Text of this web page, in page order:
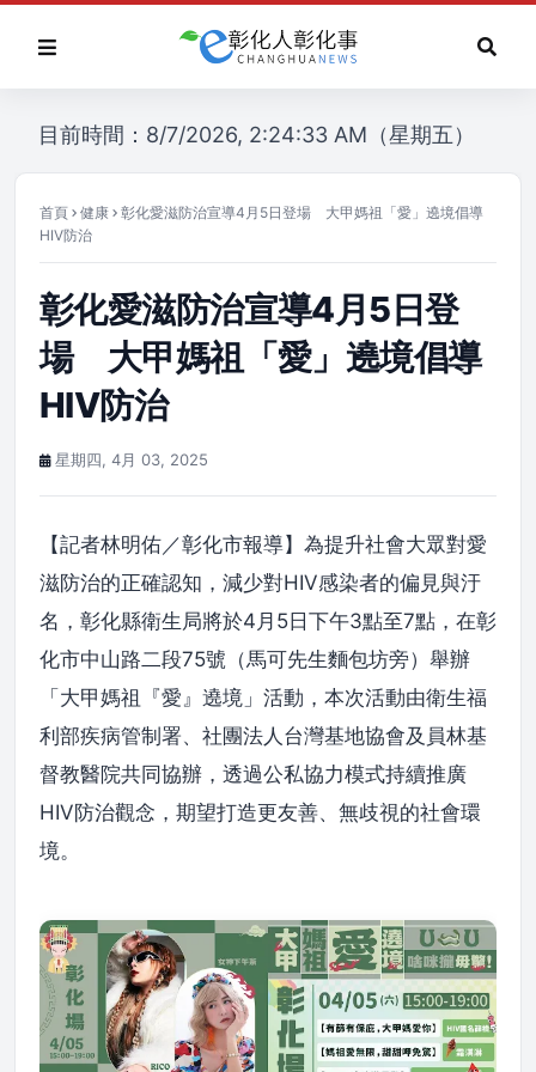
目前時間：8/7/2026, 2:24:33 AM（星期五）
首頁 健康
彰化愛滋防治宣導4月5日登場 大甲媽祖「愛」遶境倡導
HIV防治
彰化愛滋防治宣導4月5日登
場 大甲媽祖「愛」遶境倡導
HIV防治
星期四, 4月 03, 2025
【記者林明佑／彰化市報導】為提升社會大眾對愛
滋防治的正確認知，減少對HIV感染者的偏見與汙
名，彰化縣衛生局將於4月5日下午3點至7點，在彰
化市中山路二段75號（馬可先生麵包坊旁）舉辦
「大甲媽祖『愛』遶境」活動，本次活動由衛生福
利部疾病管制署、社團法人台灣基地協會及員林基
督教醫院共同協辦，透過公私協力模式持續推廣
HIV防治觀念，期望打造更友善、無歧視的社會環
境。